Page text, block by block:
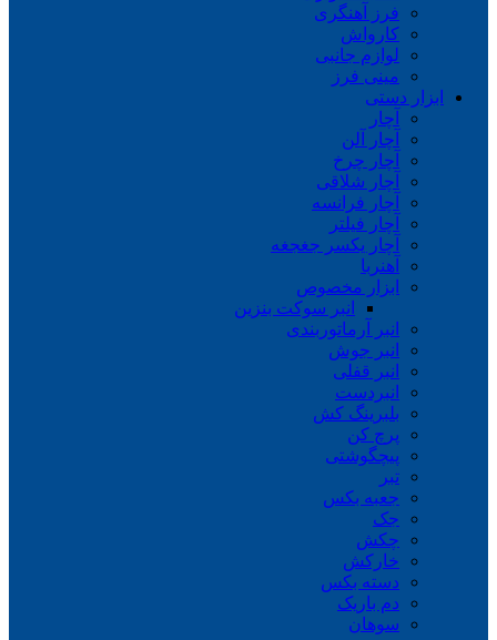
فرز آهنگری
کارواش
لوازم جانبی
مینی فرز
ابزار دستی
آچار
آچار آلن
آچار چرخ
آچار شلاقی
آچار فرانسه
آچار فیلتر
آچار یکسر جغجغه
آهنربا
ابزار مخصوص
انبر سوکت بنزین
انبر آرماتوربندی
انبر جوش
انبر قفلی
انبردست
بلبرینگ کش
پرچ کن
پیچگوشتی
تبر
جعبه بکس
جک
چکش
خارکش
دسته بکس
دم باریک
سوهان